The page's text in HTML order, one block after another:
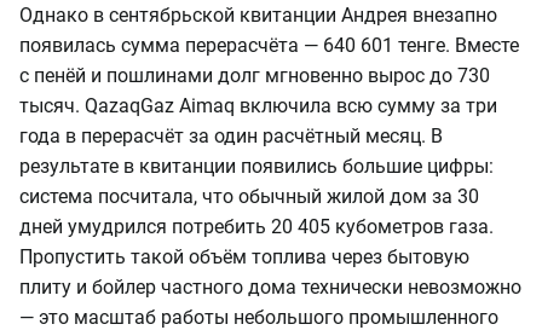
Однако в сентябрьской квитанции Андрея внезапно
появилась сумма перерасчёта — 640 601 тенге. Вместе
с пенёй и пошлинами долг мгновенно вырос до 730
тысяч. QazaqGaz Aimaq включила всю сумму за три
года в перерасчёт за один расчётный месяц. В
результате в квитанции появились большие цифры:
система посчитала, что обычный жилой дом за 30
дней умудрился потребить 20 405 кубометров газа.
Пропустить такой объём топлива через бытовую
плиту и бойлер частного дома технически невозможно
— это масштаб работы небольшого промышленного